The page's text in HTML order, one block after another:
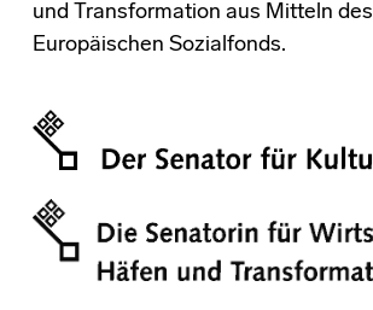
und Transformation aus Mitteln des
Europäischen Sozialfonds.